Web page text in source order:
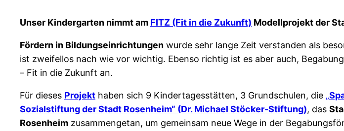
Unser Kindergarten nimmt am FITZ (Fit in die Zukunft) Modellprojekt der
Fördern in Bildungseinrichtungen wurde sehr lange Zeit verstanden als
ist zweifellos nach wie vor wichtig. Ebenso richtig ist es aber auch,
– Fit in die Zukunft an.
Für dieses Projekt haben sich 9 Kindertagesstätten, 3 Grundschulen, die „
Sozialstiftung der Stadt Rosenheim“ (Dr. Michael Stöcker-Stiftung), das
Rosenheim zusammengetan, um gemeinsam neue Wege in der